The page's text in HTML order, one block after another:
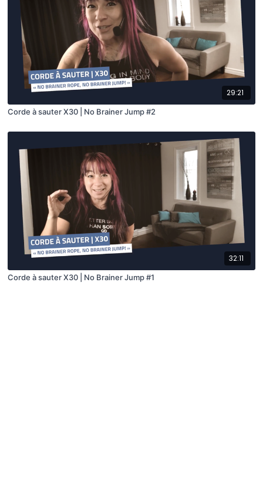
29:21
Corde à sauter X30 | No Brainer Jump #2
32:11
Corde à sauter X30 | No Brainer Jump #1